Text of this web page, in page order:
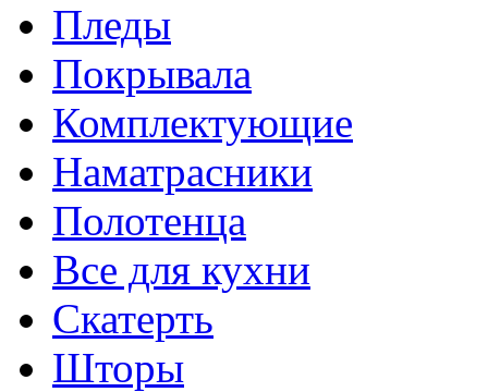
Пледы
Покрывала
Комплектующие
Наматрасники
Полотенца
Все для кухни
Скатерть
Шторы